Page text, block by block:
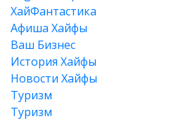
XайФантастика
Афиша Хайфы
Ваш Бизнес
История Хайфы
Новости Хайфы
Туризм
Туризм